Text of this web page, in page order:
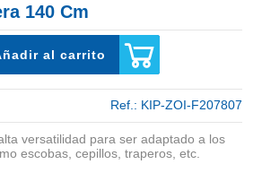
140 Cm
al carrito
Ref.: KIP-ZOI-F207807
versatilidad para ser adaptado a los
escobas, cepillos, traperos, etc.